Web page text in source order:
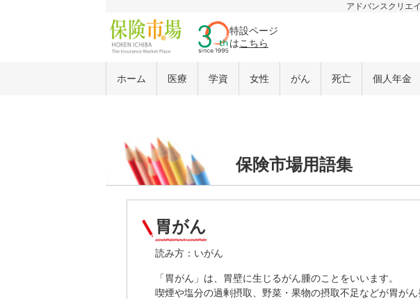
アドバンスクリエ
特設ページ
はこちら
ホーム 医療 学資 女性 がん 死亡 個人年金
保険市場用語集
胃がん
読み方：いがん
「胃がん」は、胃壁に生じるがん腫のことをいいます。
喫煙や塩分の過剰摂取、野菜・果物の摂取不足などが胃が